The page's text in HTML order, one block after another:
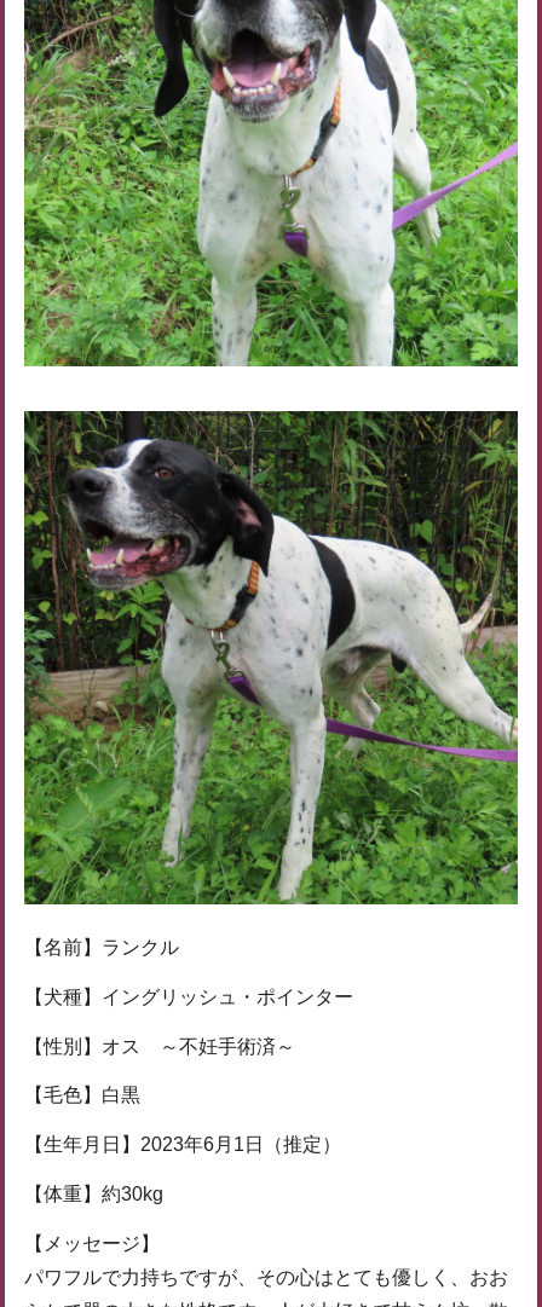
【名前】ランクル
【犬種】イングリッシュ・ポインター
【性別】オス ～不妊手術済～
【毛色】白黒
【生年月日】2023年6月1日（推定）
【体重】約30kg
【メッセージ】
パワフルで力持ちですが、その心はとても優しく、おお